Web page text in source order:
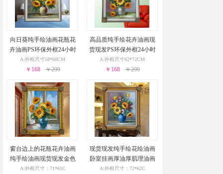
向日葵纯手绘油画花瓶花
卉油画PS环保外框24小时
之内发货
A:外框尺寸58*68CM
￥168 ￥299
高品质纯手绘花卉油画现
货现发PS环保外框24小时
之内发货
A:外框尺寸62*72CM
￥168 ￥299
窗台边上的花瓶花卉油画
纯手绘油画现货现发金色
实木外框24小时之内发货
A:外框尺寸：71*61C
现货现发纯手绘花绘油画
卧室挂画厚油厚肌理油画
实木外框24小时之内发货
A:外框尺寸：72*62C